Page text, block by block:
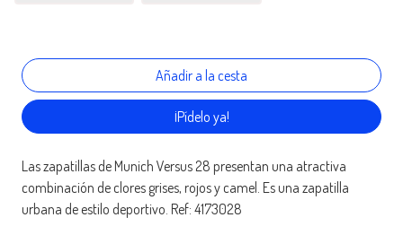
¡Pídelo ya!
Las zapatillas de Munich Versus 28 presentan una atractiva
combinación de clores grises, rojos y camel. Es una zapatilla
urbana de estilo deportivo. Ref: 4173028